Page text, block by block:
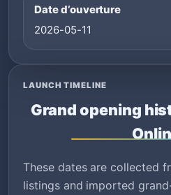
Date d’ouverture
2026-05-11
LAUNCH TIMELINE
Grand opening
These dates are collected
listings and imported